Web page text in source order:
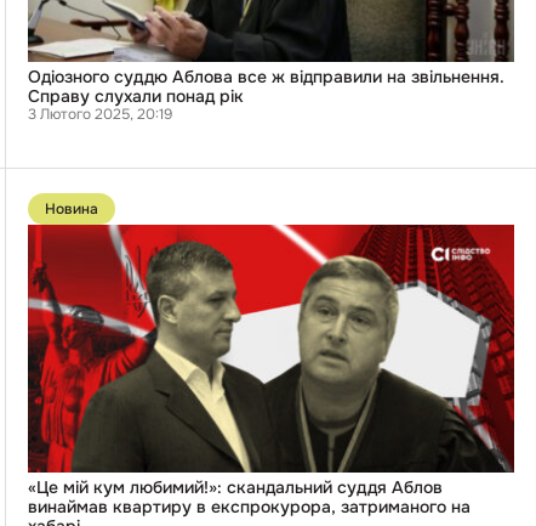
понад
рік
Одіозного суддю Аблова все ж відправили на звільнення.
Справу слухали понад рік
3 Лютого 2025, 20:19
Перейти
публікації
«Це
кум
любимий!»:
скандальний
суддя
Аблов
винаймав
квартиру
експрокурора,
затриманого
хабарі
Новина
«Це мій кум любимий!»: скандальний суддя Аблов
винаймав квартиру в експрокурора, затриманого на